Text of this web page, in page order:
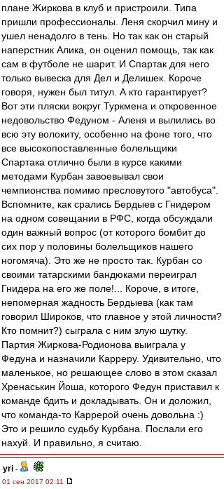
плане Жиркова в клуб и пристроили. Типа
пришли профессионалы. Леня скорчил мину и
ушел ненадолго в тень. Но так как он старый
наперстник Алика, он оценил помощь, так как
сам в футболе не шарит. И Спартак для него
только вывеска для Дел и Делишек. Короче
говоря, нужен был титул. А кто гарантирует?
Вот эти пляски вокруг Туркмена и откровенное
недовольство Федуном - Аленя и вылились во
всю эту волокиту, особенно на фоне того, что
все высокопоставленные болельщики
Спартака отлично были в курсе какими
методами Курбан завоевывал свои
чемпионства помимо пресловутого "автобуса".
Вспомните, как срались Бердыев с Гнидером
на одном совещании в РФС, когда обсуждали
один важный вопрос (от которого бомбит до
сих пор у половины болельщиков нашего
ногомяча). Это же не просто так. Курбан со
своими татарскими бандюками переиграл
Гнидера на его же поле!... Короче, в итоге,
непомерная жадность Бердыева (как там
говорил Широков, что главное у этой личности?
Кто помнит?) сыграла с ним злую шутку.
Партия Жиркова-Родионова выиграла у
Федуна и назначили Карреру. Удивительно, что
маленькое, но решающее слово в этом сказал
Хренаськин Йоша, которого Федун приставил к
команде бдить и докладывать. Он и доложил,
что команда-то Каррерой очень довольна :)
Это и решило судьбу Курбана. Послали его
нахуй. И правильно, я считаю.
yri -
01 сен 2017 02:11